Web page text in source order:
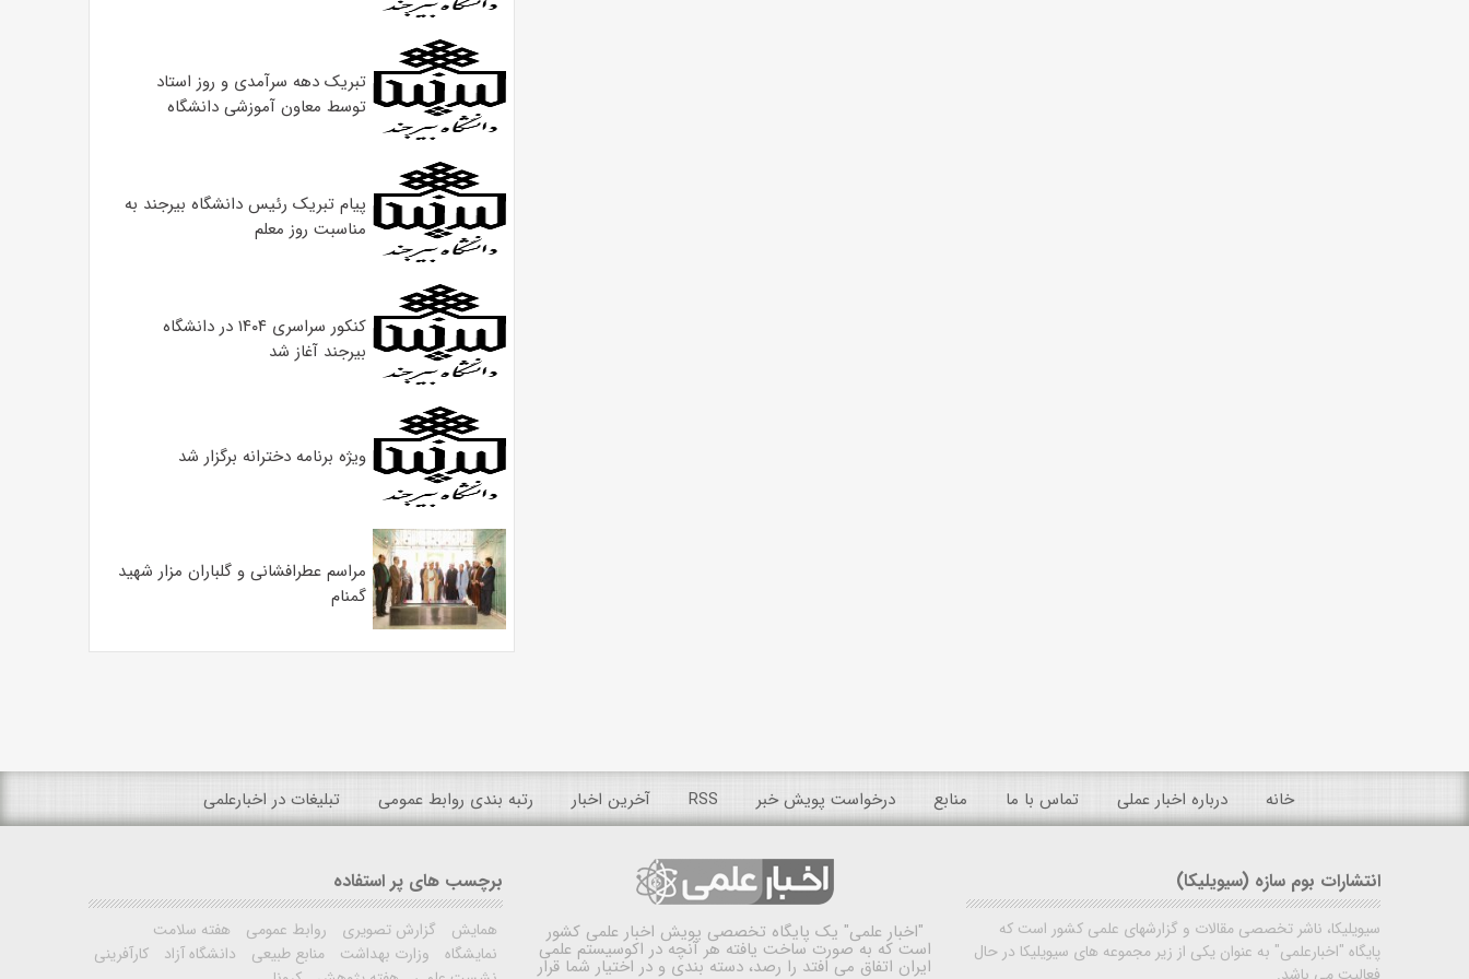
تبریک دهه سرآمدی و روز استاد
توسط معاون آموزشی دانشگاه
پیام تبریک رئیس دانشگاه بیرجند به
مناسبت روز معلم
کنکور سراسری ۱۴۰۴ در دانشگاه
بیرجند آغاز شد
ویژه برنامه دخترانه برگزار شد
مراسم عطرافشانی و گلباران مزار شهید
گمنام
خانه درباره اخبار عملی تماس با ما منابع درخواست پویش خبر RSS آخرین اخبار رتبه بندی روابط عمومی تبلیغات در اخبارعلمی
انتشارات بوم سازه (سیویلیکا)
سیویلیکا، ناشر تخصصی مقالات و گزارشهای علمی کشور است که
پایگاه "اخبارعلمی" به عنوان یکی از زیر مجموعه های سیویلیکا در حال
"اخبار علمی" یک پایگاه تخصصی پویش اخبار علمی کشور
است که به صورت ساخت یافته هر آنچه در اکوسیستم علمی
ایران اتفاق می افتد را رصد، دسته بندی و در اختیار شما قرار
برچسب های پر استفاده
همایش گزارش تصویری روابط عمومی
هفته سلامت
نمایشگاه
وزارت بهداشت منابع طبیعی دانشگاه آزاد
کارآفرینی